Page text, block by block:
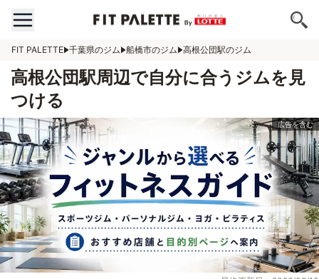
FIT PALETTE 千葉県のジム 船橋市のジム 高根公団駅のジム
高根公団駅周辺で自分に合うジムを見
つける